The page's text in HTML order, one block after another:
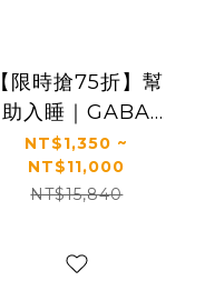
【限時搶75折】幫
助入睡｜GABA
PLUS+｜✅正品保
證｜【太陽星】全
效克菲爾益生菌晚
盒，多規格)
NT$1,350 ~
NT$11,000
NT$15,840